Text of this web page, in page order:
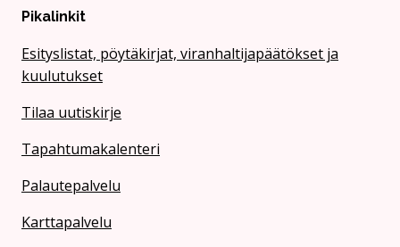
Pikalinkit
Esityslistat, pöytäkirjat, viranhaltijapäätökset ja
kuulutukset
Tilaa uutiskirje
Tapahtumakalenteri
Palautepalvelu
Karttapalvelu